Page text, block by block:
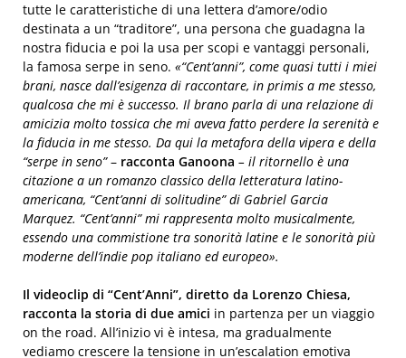
tutte le caratteristiche di una lettera d’amore/odio
destinata a un “traditore”, una persona che guadagna la
nostra fiducia e poi la usa per scopi e vantaggi personali,
la famosa serpe in seno. «“Cent’anni”, come quasi tutti i miei
brani, nasce dall’esigenza di raccontare, in primis a me stesso,
qualcosa che mi è successo. Il brano parla di una relazione di
amicizia molto tossica che mi aveva fatto perdere la serenità e
la fiducia in me stesso. Da qui la metafora della vipera e della
“serpe in seno”– racconta Ganoona – il ritornello è una
citazione a un romanzo classico della letteratura latino-
americana, “Cent’anni di solitudine” di Gabriel Garcia
Marquez. “Cent’anni” mi rappresenta molto musicalmente,
essendo una commistione tra sonorità latine e le sonorità più
moderne dell’indie pop italiano ed europeo».
Il videoclip di “Cent’Anni”, diretto da Lorenzo Chiesa,
racconta la storia di due amici in partenza per un viaggio
on the road. All’inizio vi è intesa, ma gradualmente
vediamo crescere la tensione in un’escalation emotiva